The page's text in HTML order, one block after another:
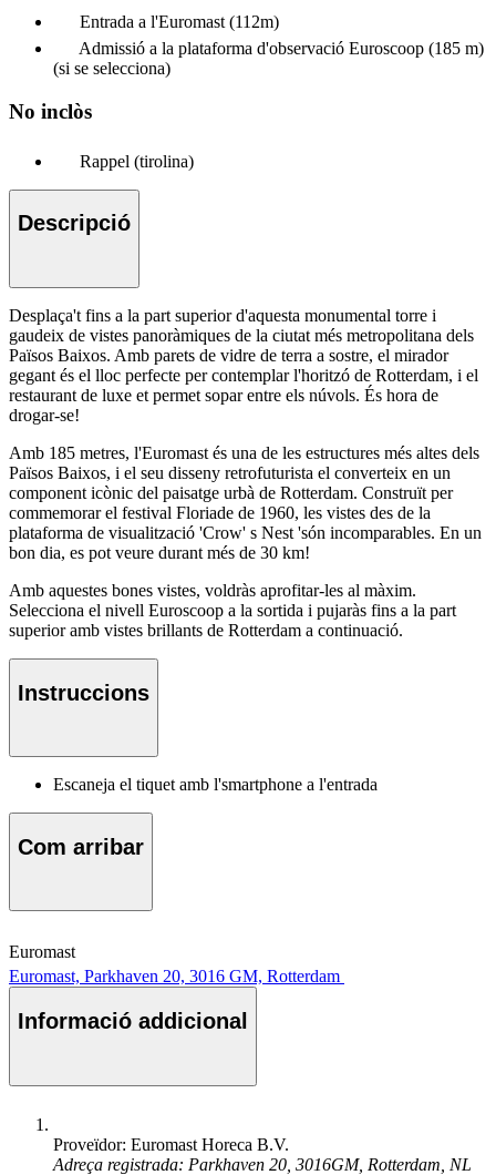
Entrada a l'Euromast (112m)
Admissió a la plataforma d'observació Euroscoop (185 m)
(si se selecciona)
No inclòs
Rappel (tirolina)
Descripció
Desplaça't fins a la part superior d'aquesta monumental torre i
gaudeix de vistes panoràmiques de la ciutat més metropolitana dels
Països Baixos. Amb parets de vidre de terra a sostre, el mirador
gegant és el lloc perfecte per contemplar l'horitzó de Rotterdam, i el
restaurant de luxe et permet sopar entre els núvols. És hora de
drogar-se!
Amb 185 metres, l'Euromast és una de les estructures més altes dels
Països Baixos, i el seu disseny retrofuturista el converteix en un
component icònic del paisatge urbà de Rotterdam. Construït per
commemorar el festival Floriade de 1960, les vistes des de la
plataforma de visualització 'Crow' s Nest 'són incomparables. En un
bon dia, es pot veure durant més de 30 km!
Amb aquestes bones vistes, voldràs aprofitar-les al màxim.
Selecciona el nivell Euroscoop a la sortida i pujaràs fins a la part
superior amb vistes brillants de Rotterdam a continuació.
Instruccions
Escaneja el tiquet amb l'smartphone a l'entrada
Com arribar
Euromast
Euromast, Parkhaven 20, 3016 GM, Rotterdam
Informació addicional
Proveïdor: Euromast Horeca B.V.
Adreça registrada: Parkhaven 20, 3016GM, Rotterdam, NL